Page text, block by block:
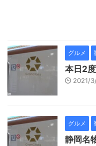
グルメ
本日2
2021/
グルメ
静岡名